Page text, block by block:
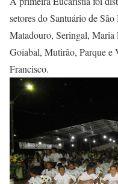
setores do Santuário de
Matadouro, Seringal,
Goiabal, Mutirão, Parque e
Francisco.